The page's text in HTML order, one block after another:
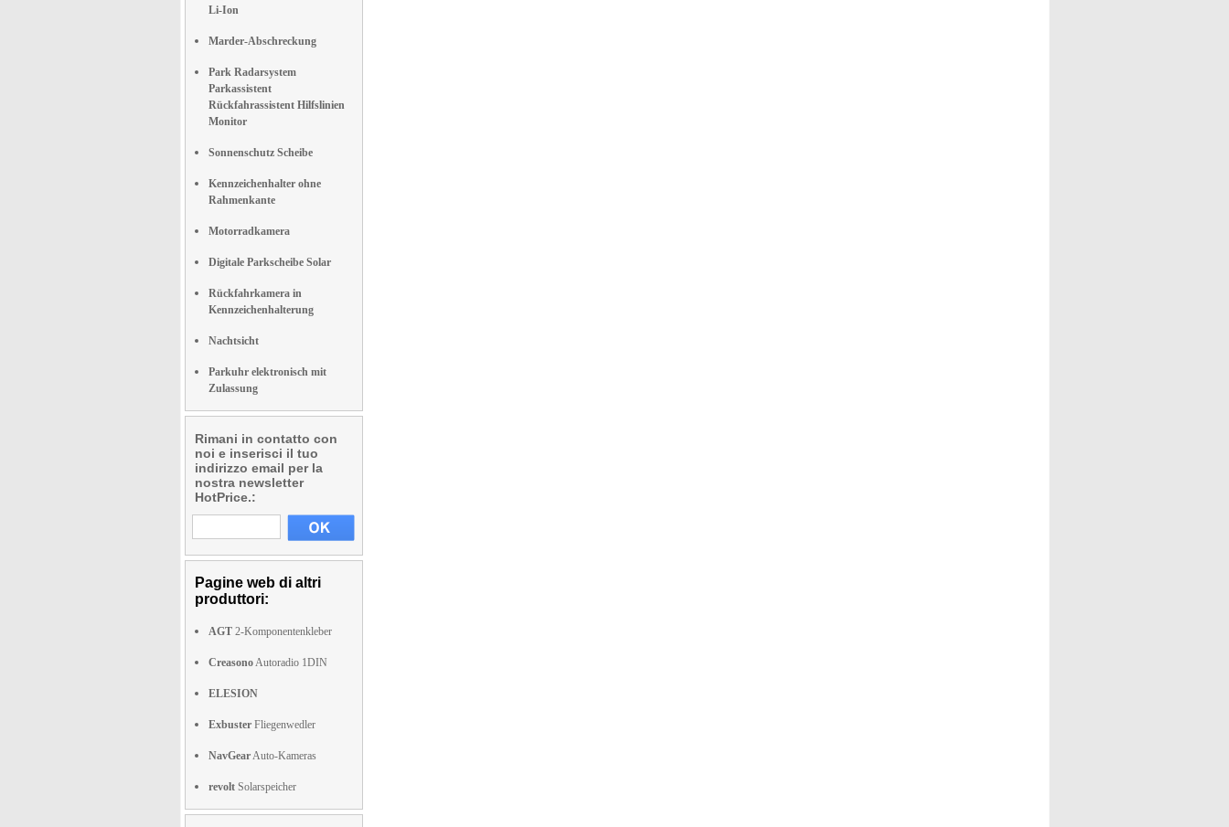
Li-Ion
Marder-Abschreckung
Park Radarsystem
Parkassistent
Rückfahrassistent Hilfslinien
Monitor
Sonnenschutz Scheibe
Kennzeichenhalter ohne
Rahmenkante
Motorradkamera
Digitale Parkscheibe Solar
Rückfahrkamera in
Kennzeichenhalterung
Nachtsicht
Parkuhr elektronisch mit
Zulassung
Rimani in contatto con
noi e inserisci il tuo
indirizzo email per la
nostra newsletter
HotPrice.:
Pagine web di altri
produttori:
AGT 2-Komponentenkleber
CreasonoAutoradio 1DIN
ELESION
Exbuster Fliegenwedler
NavGearAuto-Kameras
revolt Solarspeicher